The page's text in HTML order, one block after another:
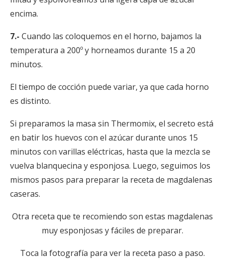
encima.
7.- Cuando las coloquemos en el horno, bajamos la
temperatura a 200º y horneamos durante 15 a 20
minutos.
El tiempo de cocción puede variar, ya que cada horno
es distinto.
Si preparamos la masa sin Thermomix, el secreto está
en batir los huevos con el azúcar durante unos 15
minutos con varillas eléctricas, hasta que la mezcla se
vuelva blanquecina y esponjosa. Luego, seguimos los
mismos pasos para preparar la receta de magdalenas
caseras.
Otra receta que te recomiendo son estas magdalenas
muy esponjosas y fáciles de preparar.
Toca la fotografía para ver la receta paso a paso.